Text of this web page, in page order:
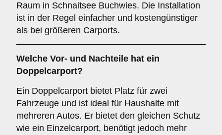
Raum in Schnaitsee Buchwies. Die Installation
ist in der Regel einfacher und kostengünstiger
als bei größeren Carports.
Welche Vor- und Nachteile hat ein
Doppelcarport?
Ein Doppelcarport bietet Platz für zwei
Fahrzeuge und ist ideal für Haushalte mit
mehreren Autos. Er bietet den gleichen Schutz
wie ein Einzelcarport, benötigt jedoch mehr